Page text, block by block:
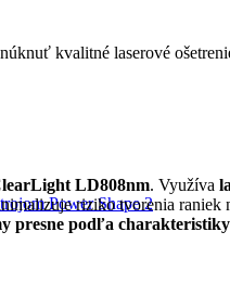
Power Shape 2
kvalitné laserové
LD808nm. Využíva
riziko tvorenia
presne podľa